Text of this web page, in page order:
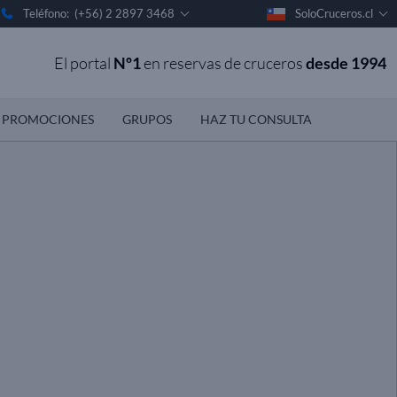
Teléfono: (+56) 2 2897 3468 SoloCruceros.cl
El portal Nº1en reservas de crucerosdesde 1994
PROMOCIONES GRUPOS HAZ TU CONSULTA